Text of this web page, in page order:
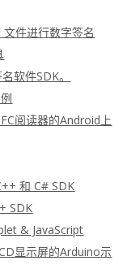
件进行数字签名
软件SDK。
阅读器的Android上
和 C# SDK
SDK
& JavaScript
显示屏的Arduino示